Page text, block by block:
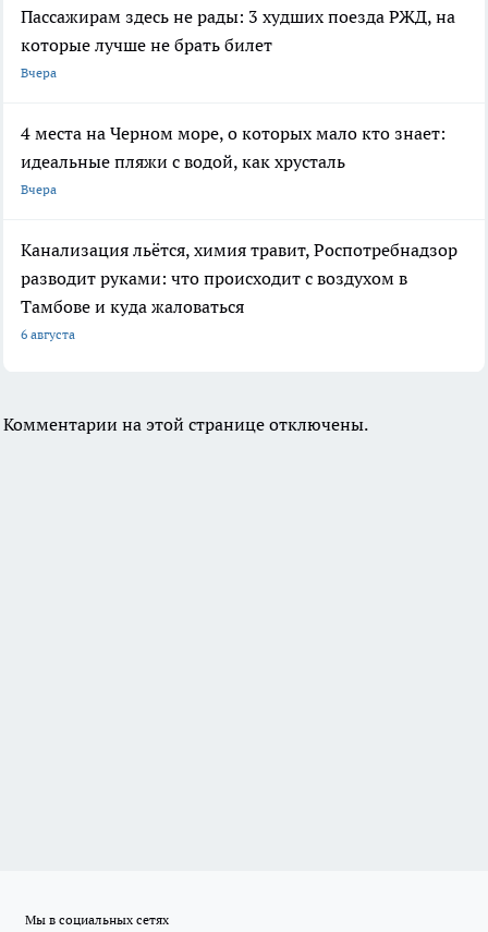
Пассажирам здесь не рады: 3 худших поезда РЖД, на
которые лучше не брать билет
Вчера
4 места на Черном море, о которых мало кто знает:
идеальные пляжи с водой, как хрусталь
Вчера
Канализация льётся, химия травит, Роспотребнадзор
разводит руками: что происходит с воздухом в
Тамбове и куда жаловаться
6 августа
Комментарии на этой странице отключены.
Мы в социальных сетях